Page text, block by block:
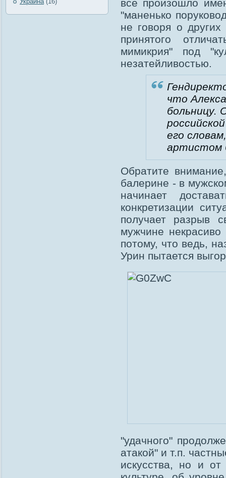
все произошло
"маненько
не говоря о
принятого
мимикрия" под
незатейливостью.
что
больницу.
его
артистом
Обратите
балерине - в
начинает
конкретизации
получает разрыв
мужчине
потому, что ведь,
Урин пытается
"удачного"
атакой" и т.п.
искусства, но и от